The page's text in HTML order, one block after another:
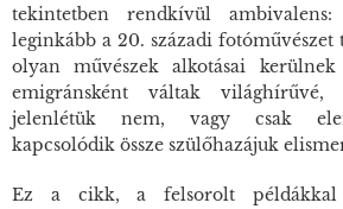
tekintetben rendkívül
leginkább a 20. századi
olyan művészek alkotásai
emigránsként váltak
jelenlétük nem, vagy csak
kapcsolódik össze szülőhazájuk
Ez a cikk, a felsorolt